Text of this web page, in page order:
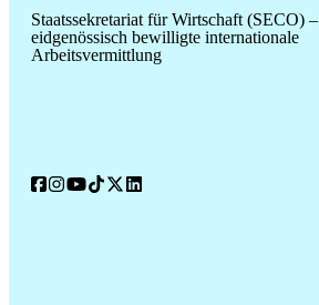
Staatssekretariat für Wirtschaft (SECO) –
eidgenössisch bewilligte internationale
Arbeitsvermittlung